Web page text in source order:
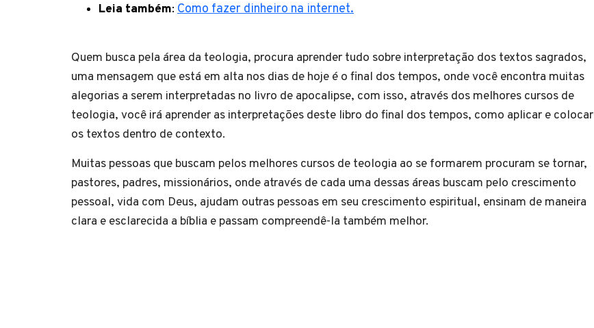
Leia também: Como fazer dinheiro na internet.
Quem busca pela área da teologia, procura aprender tudo sobre interpretação dos textos sagrados,
uma mensagem que está em alta nos dias de hoje é o final dos tempos, onde você encontra muitas
alegorias a serem interpretadas no livro de apocalipse, com isso, através dos melhores cursos de
teologia, você irá aprender as interpretações deste libro do final dos tempos, como aplicar e colocar
os textos dentro de contexto.
Muitas pessoas que buscam pelos melhores cursos de teologia ao se formarem procuram se tornar,
pastores, padres, missionários, onde através de cada uma dessas áreas buscam pelo crescimento
pessoal, vida com Deus, ajudam outras pessoas em seu crescimento espiritual, ensinam de maneira
clara e esclarecida a bíblia e passam compreendê-la também melhor.